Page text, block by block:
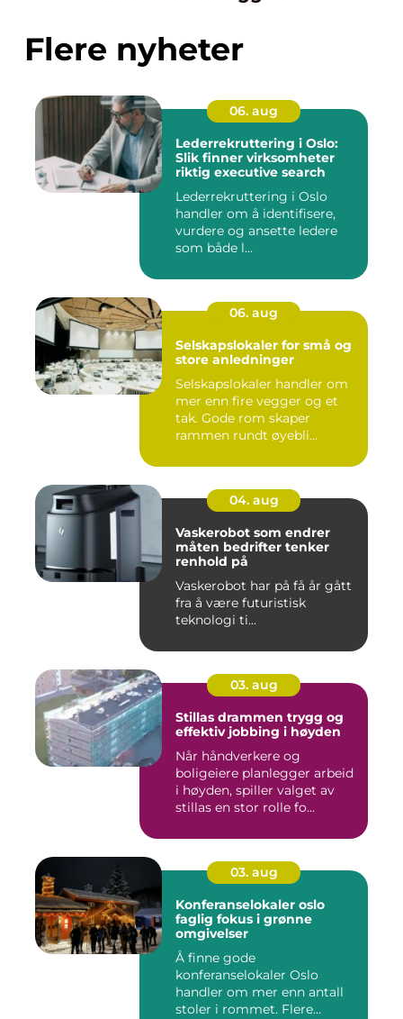
Flere nyheter
06. aug
Lederrekruttering i Oslo:
Slik finner virksomheter
riktig executive search
Lederrekruttering i Oslo
handler om å identifisere,
vurdere og ansette ledere
som både l...
06. aug
Selskapslokaler for små og
store anledninger
Selskapslokaler handler om
mer enn fire vegger og et
tak. Gode rom skaper
rammen rundt øyebli...
04. aug
Vaskerobot som endrer
måten bedrifter tenker
renhold på
Vaskerobot har på få år gått
fra å være futuristisk
teknologi ti...
03. aug
Stillas drammen trygg og
effektiv jobbing i høyden
Når håndverkere og
boligeiere planlegger arbeid
i høyden, spiller valget av
stillas en stor rolle fo...
03. aug
Konferanselokaler oslo
faglig fokus i grønne
omgivelser
Å finne gode
konferanselokaler Oslo
handler om mer enn antall
stoler i rommet. Flere